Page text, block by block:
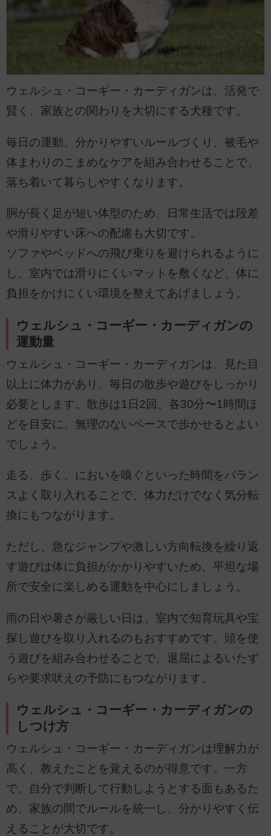
ウェルシュ・コーギー・カーディガンは、活発で
賢く、家族との関わりを大切にする犬種です。
毎日の運動、分かりやすいルールづくり、被毛や
体まわりのこまめなケアを組み合わせることで、
落ち着いて暮らしやすくなります。
胴が長く足が短い体型のため、日常生活では段差
や滑りやすい床への配慮も大切です。
ソファやベッドへの飛び乗りを避けられるように
し、室内では滑りにくいマットを敷くなど、体に
負担をかけにくい環境を整えてあげましょう。
ウェルシュ・コーギー・カーディガンの
運動量
ウェルシュ・コーギー・カーディガンは、見た目
以上に体力があり、毎日の散歩や遊びをしっかり
必要とします。散歩は1日2回、各30分〜1時間ほ
どを目安に、無理のないペースで歩かせるとよい
でしょう。
走る、歩く、においを嗅ぐといった時間をバラン
スよく取り入れることで、体力だけでなく気分転
換にもつながります。
ただし、急なジャンプや激しい方向転換を繰り返
す遊びは体に負担がかかりやすいため、平坦な場
所で安全に楽しめる運動を中心にしましょう。
雨の日や暑さが厳しい日は、室内で知育玩具や宝
探し遊びを取り入れるのもおすすめです。頭を使
う遊びを組み合わせることで、退屈によるいたず
らや要求吠えの予防にもつながります。
ウェルシュ・コーギー・カーディガンの
しつけ方
ウェルシュ・コーギー・カーディガンは理解力が
高く、教えたことを覚えるのが得意です。一方
で、自分で判断して行動しようとする面もあるた
め、家族の間でルールを統一し、分かりやすく伝
えることが大切です。